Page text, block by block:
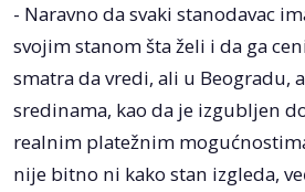
- Naravno da svaki stanodavac
svojim stanom šta želi i da ga
smatra da vredi, ali u Beogradu,
sredinama, kao da je izgubljen
realnim platežnim
nije bitno ni kako stan izgleda,